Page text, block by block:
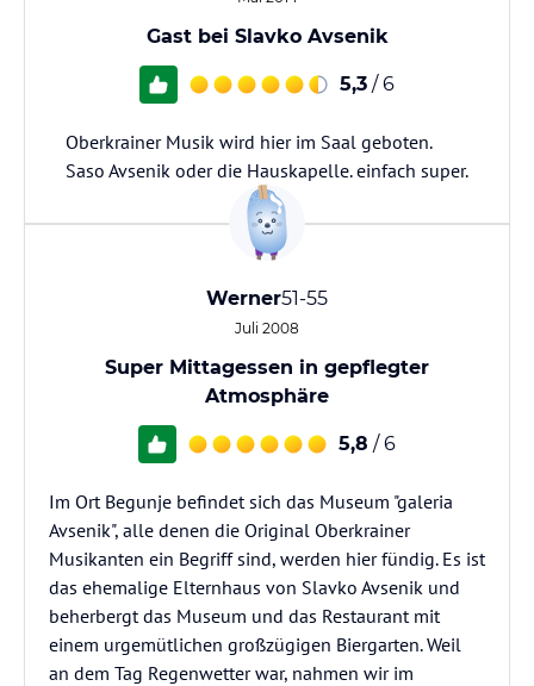
Gast bei Slavko Avsenik
5,3 / 6
Oberkrainer Musik wird hier im Saal geboten.
Saso Avsenik oder die Hauskapelle. einfach super.
Werner51-55
Juli 2008
Super Mittagessen in gepflegter
Atmosphäre
5,8 / 6
Im Ort Begunje befindet sich das Museum "galeria
Avsenik", alle denen die Original Oberkrainer
Musikanten ein Begriff sind, werden hier fündig. Es ist
das ehemalige Elternhaus von Slavko Avsenik und
beherbergt das Museum und das Restaurant mit
einem urgemütlichen großzügigen Biergarten. Weil
an dem Tag Regenwetter war, nahmen wir im